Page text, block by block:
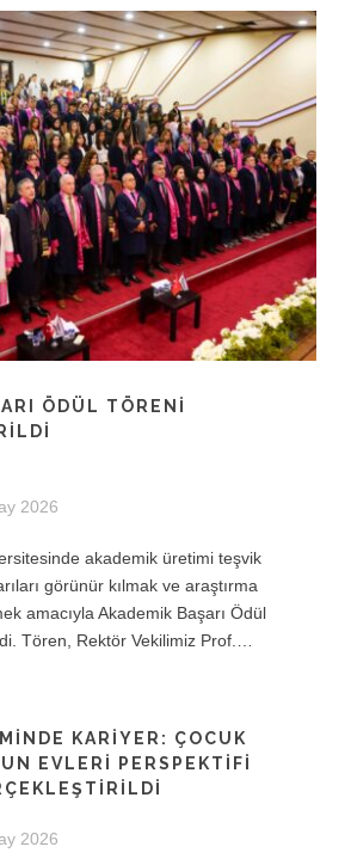
ÖDÜL TÖRENI
2026
akademik üretimi teşvik
görünür kılmak ve araştırma
amacıyla Akademik Başarı Ödül
Tören, Rektör Vekilimiz Prof.…
KARIYER: ÇOCUK
EVLERI PERSPEKTIFI
2026